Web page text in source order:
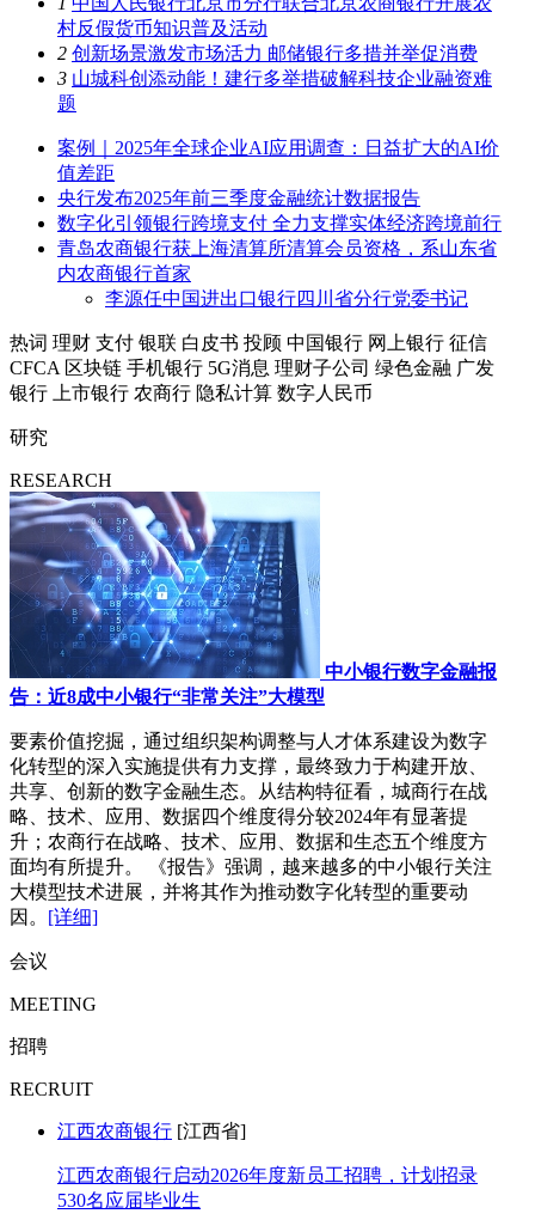
村反假货币知识普及活动
2 创新场景激发市场活力 邮储银行多措并举促消费
3 山城科创添动能！建行多举措破解科技企业融资难
题
案例｜2025年全球企业AI应用调查：日益扩大的AI价
值差距
央行发布2025年前三季度金融统计数据报告
数字化引领银行跨境支付 全力支撑实体经济跨境前行
青岛农商银行获上海清算所清算会员资格，系山东省
内农商银行首家
李源任中国进出口银行四川省分行党委书记
热词 理财 支付 银联 白皮书 投顾 中国银行 网上银行 征信
CFCA 区块链 手机银行 5G消息 理财子公司 绿色金融 广发
银行
上市银行 农商行 隐私计算 数字人民币
研究
RESEARCH
中小银行数字金融报
告：近8成中小银行“非常关注”大模型
要素价值挖掘，通过组织架构调整与人才体系建设为数字
化转型的深入实施提供有力支撑，最终致力于构建开放、
共享、创新的数字金融生态。从结构特征看，城商行在战
略、技术、应用、数据四个维度得分较2024年有显著提
升；农商行在战略、技术、应用、数据和生态五个维度方
面均有所提升。 《报告》强调，越来越多的中小银行关注
大模型技术进展，并将其作为推动数字化转型的重要动
因。 [详细]
会议
MEETING
招聘
RECRUIT
江西农商银行 [江西省]
江西农商银行启动2026年度新员工招聘，计划招录
530名应届毕业生